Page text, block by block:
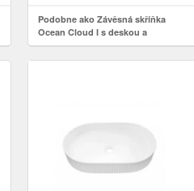
Podobne ako Závěsná skříňka
Ocean Cloud I s deskou a
umyvadlem 70 cm černá/dub
olejovaný